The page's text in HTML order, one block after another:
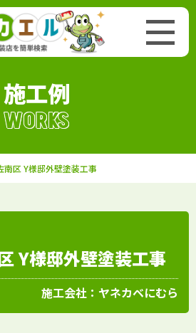
施工例
WORKS
南区 Y様邸外壁塗装工事
Y様邸外壁塗装工事
施工会社： ヤネカベにむら